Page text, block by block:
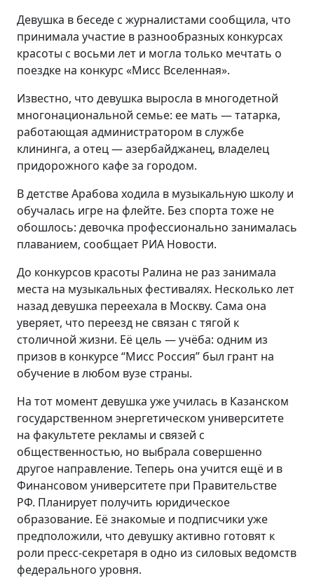
Девушка в беседе с журналистами сообщила, что
принимала участие в разнообразных конкурсах
красоты с восьми лет и могла только мечтать о
поездке на конкурс «Мисс Вселенная».
Известно, что девушка выросла в многодетной
многонациональной семье: ее мать — татарка,
работающая администратором в службе
клининга, а отец — азербайджанец, владелец
придорожного кафе за городом.
В детстве Арабова ходила в музыкальную школу и
обучалась игре на флейте. Без спорта тоже не
обошлось: девочка профессионально занималась
плаванием, сообщает РИА Новости.
До конкурсов красоты Ралина не раз занимала
места на музыкальных фестивалях. Несколько лет
назад девушка переехала в Москву. Сама она
уверяет, что переезд не связан с тягой к
столичной жизни. Её цель — учёба: одним из
призов в конкурсе “Мисс Россия” был грант на
обучение в любом вузе страны.
На тот момент девушка уже училась в Казанском
государственном энергетическом университете
на факультете рекламы и связей с
общественностью, но выбрала совершенно
другое направление. Теперь она учится ещё и в
Финансовом университете при Правительстве
РФ. Планирует получить юридическое
образование. Её знакомые и подписчики уже
предположили, что девушку активно готовят к
роли пресс-секретаря в одно из силовых ведомств
федерального уровня.